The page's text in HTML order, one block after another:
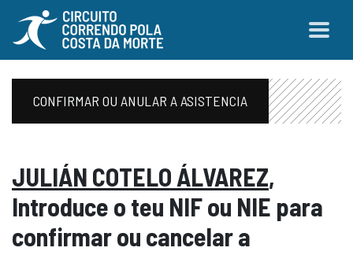
CONFIRMAR OU ANULAR A ASISTENCIA
JULIÁN COTELO ÁLVAREZ,
Introduce o teu NIF ou NIE para
confirmar ou cancelar a